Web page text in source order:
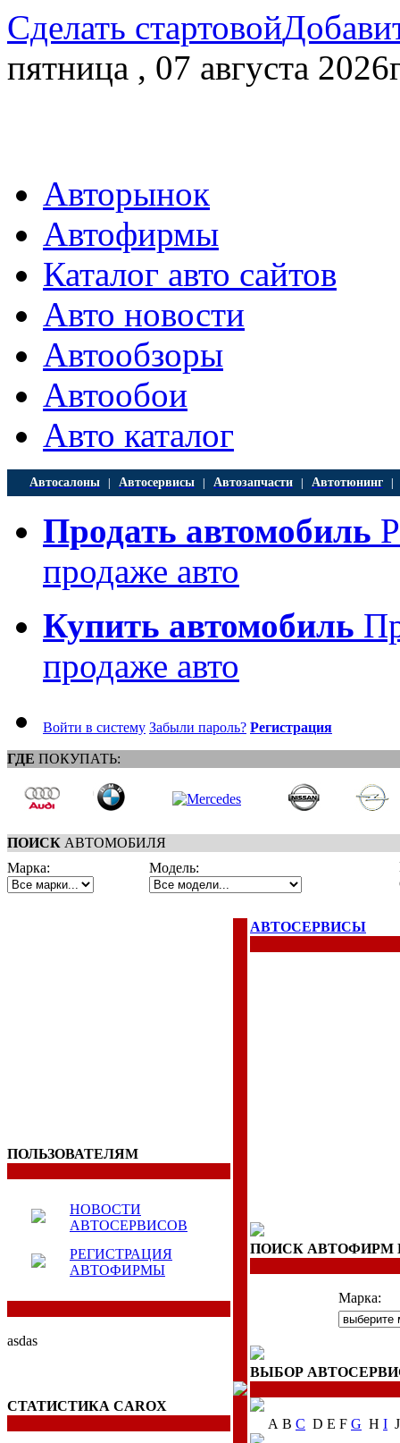
Сделать стартовой
пятница , 07 августа
Авторынок
Автофирмы
Каталог авто сайтов
Авто новости
Автообзоры
Автообои
Авто каталог
Автосалоны Автосервисы Автозапчасти Автотюнинг
Продать автомобиль
продаже авто
Купить автомобиль
продаже авто
Войти в систему Забыли пароль? Регистрация
ГДЕ ПОКУПАТЬ:
ПОИСК АВТОМОБИЛЯ
Марка:
Модель:
ПОЛЬЗОВАТЕЛЯМ
НОВОСТИ
АВТОСЕРВИСОВ
РЕГИСТРАЦИЯ
АВТОФИРМЫ
asdas
СТАТИСТИКА CAROX
АВТОСЕРВИСЫ
ПОИСК АВТОФИРМ
Марка:
ВЫБОР
A B C D E F G H I